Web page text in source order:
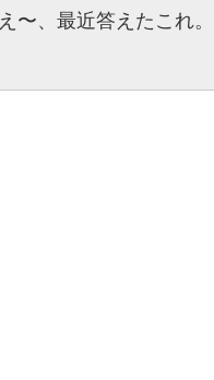
〜、最近答えたこれ